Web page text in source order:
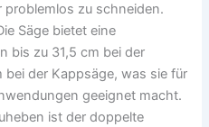
problemlos zu schneiden.
Säge bietet eine
bis zu 31,5 cm bei der
bei der Kappsäge, was sie für
geeignet macht.
ist der doppelte